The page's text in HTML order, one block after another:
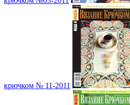
крючком № 11-2011